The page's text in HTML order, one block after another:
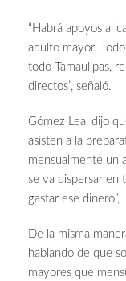
“Habrá apoyos al
adulto mayor.
todo Tamaulipas,
directos”, señaló.
Gómez Leal dijo
asisten a la
mensualmente un
se va dispersar en
gastar ese dinero”,
De la misma
hablando de que
mayores que